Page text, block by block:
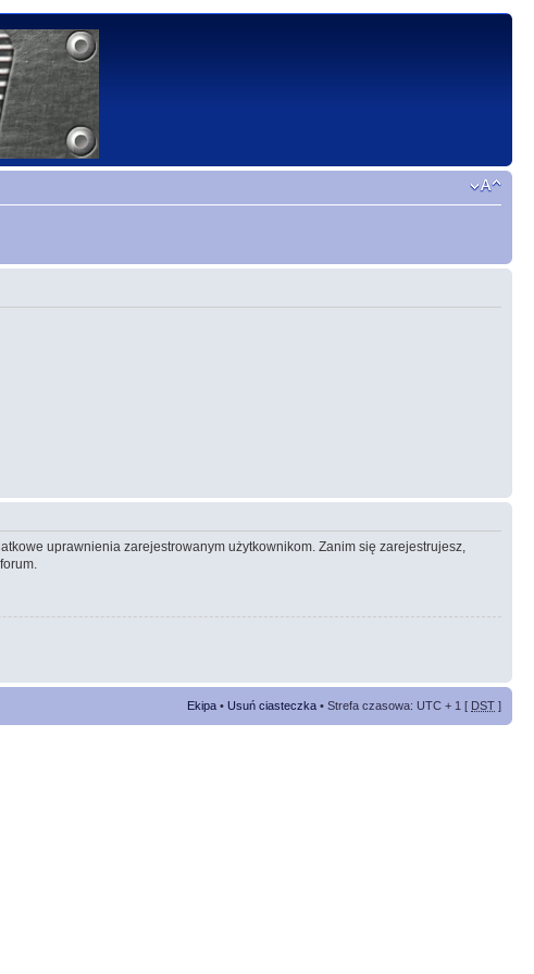
uprawnienia zarejestrowanym użytkownikom. Zanim się zarejestrujesz,
Ekipa • Usuń ciasteczka • Strefa czasowa: UTC + 1 [ DST ]